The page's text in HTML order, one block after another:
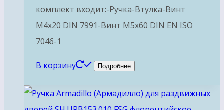
комплект входит:-Ручка-Втулка-Винт
М4х20 DIN 7991-Винт М5х60 DIN EN ISO
7046-1
В корзину Подробнее